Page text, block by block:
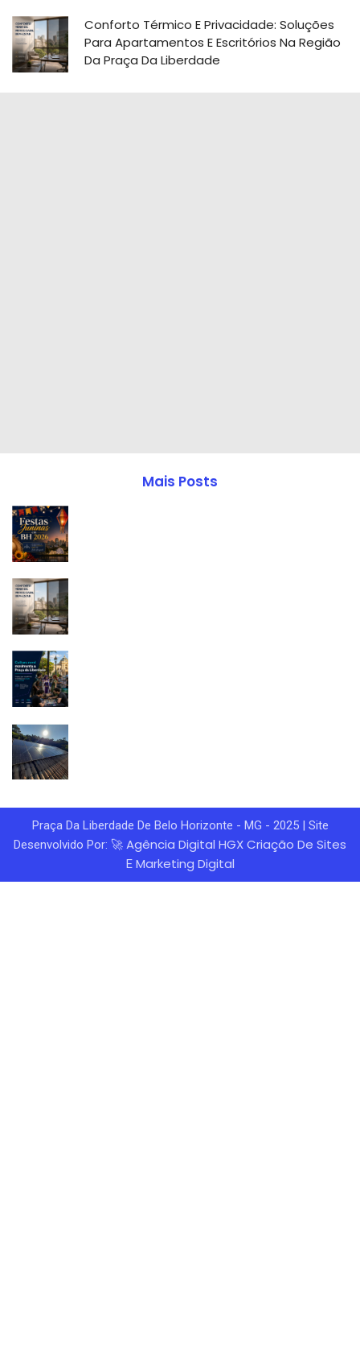
Conforto Térmico E Privacidade: Soluções
Para Apartamentos E Escritórios Na Região
Da Praça Da Liberdade
Mais Posts
Praça Da Liberdade De Belo Horizonte - MG - 2025 | Site
Desenvolvido Por: 🚀 Agência Digital HGXCriação De Sites
E Marketing Digital